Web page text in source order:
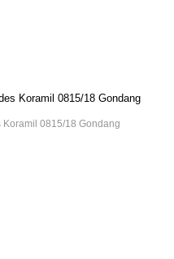
0815/18 Gondang